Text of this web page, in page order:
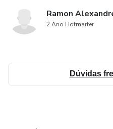
Ramon
2 Ano Hotmarter
Dúvidas